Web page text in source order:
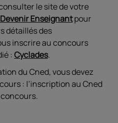
le site de votre
Enseignantpour
détaillés des
inscrire au concours
: Cyclades.
du Cned, vous devez
: l’inscription au Cned